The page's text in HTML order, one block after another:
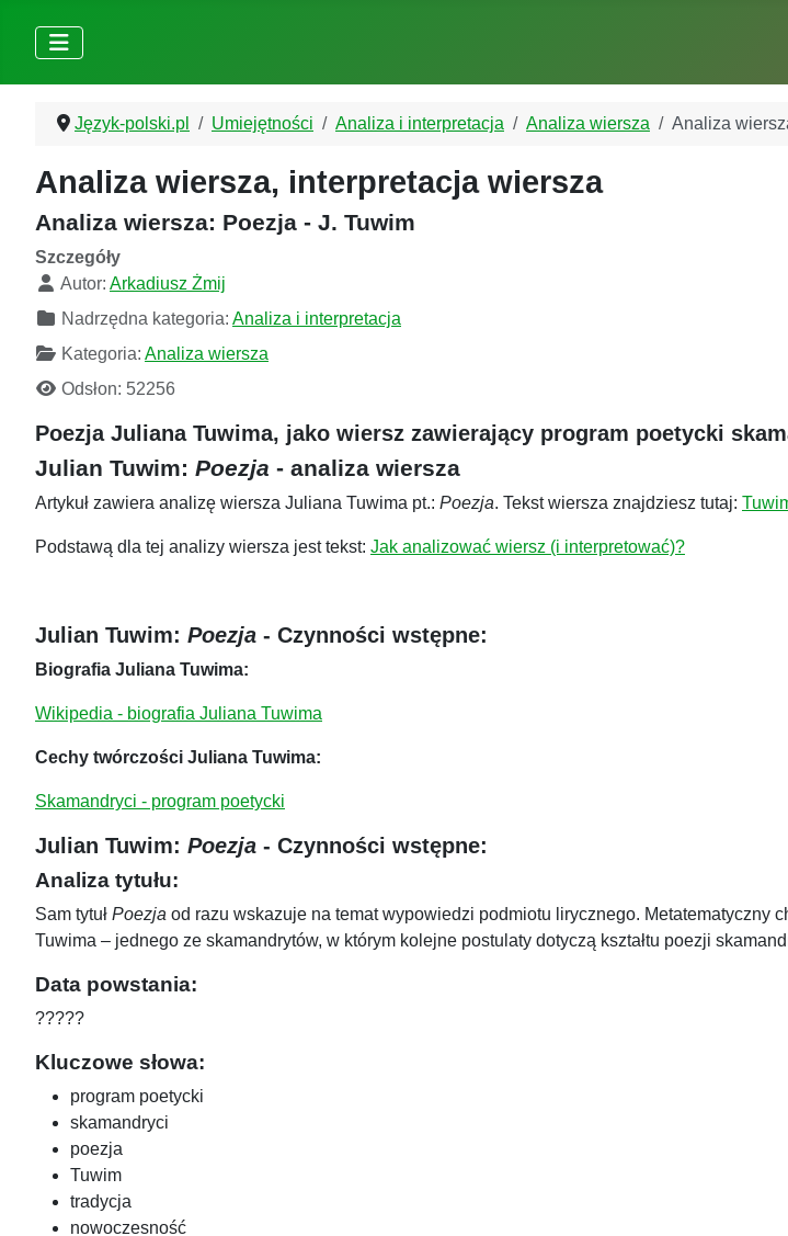
Język-polski.pl Umiejętności Analiza i interpretacja Analiza wiersza Analiza
Analiza wiersza, interpretacja wiersza
Analiza wiersza: Poezja - J. Tuwim
Szczegóły
Autor: Arkadiusz Żmij
Nadrzędna kategoria: Analiza i interpretacja
Kategoria: Analiza wiersza
Odsłon: 52256
Poezja Juliana Tuwima, jako wiersz zawierający program poetycki
Julian Tuwim: Poezja - analiza wiersza
Artykuł zawiera analizę wiersza Juliana Tuwima pt.: Poezja. Tekst wiersza znajdziesz tutaj:
Podstawą dla tej analizy wiersza jest tekst: Jak analizować wiersz (i interpretować)?
Julian Tuwim: Poezja - Czynności wstępne:
Biografia Juliana Tuwima:
Wikipedia - biografia Juliana Tuwima
Cechy twórczości Juliana Tuwima:
Skamandryci - program poetycki
Julian Tuwim: Poezja - Czynności wstępne:
Analiza tytułu:
Sam tytuł Poezja od razu wskazuje na temat wypowiedzi podmiotu lirycznego.
Tuwima – jednego ze skamandrytów, w którym kolejne postulaty dotyczą kształtu poezji
Data powstania:
?????
Kluczowe słowa:
program poetycki
skamandryci
poezja
Tuwim
tradycja
nowoczesność